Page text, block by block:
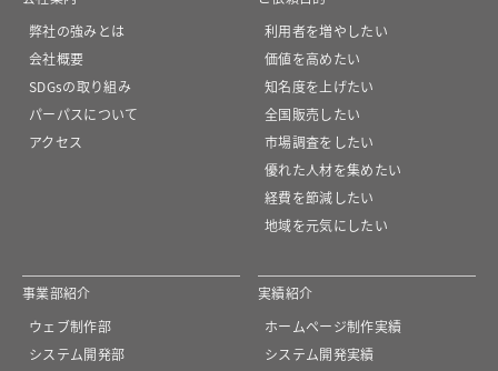
弊社の強みとは
会社概要
SDGsの取り組み
パーパスについて
アクセス
利用者を増やしたい
価値を高めたい
知名度を上げたい
全国販売したい
市場調査をしたい
優れた人材を集めたい
経費を節減したい
地域を元気にしたい
事業部紹介
ウェブ制作部
システム開発部
実績紹介
ホームページ制作実績
システム開発実績